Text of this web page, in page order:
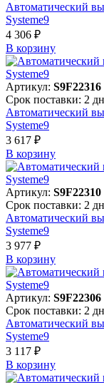
Автоматический
Systeme9
4 306 ₽
В корзинy
Артикул: S9F22316
Срок поставки: 2
Автоматический
Systeme9
3 617 ₽
В корзинy
Артикул: S9F22310
Срок поставки: 2
Автоматический
Systeme9
3 977 ₽
В корзинy
Артикул: S9F22306
Срок поставки: 2
Автоматический
Systeme9
3 117 ₽
В корзинy